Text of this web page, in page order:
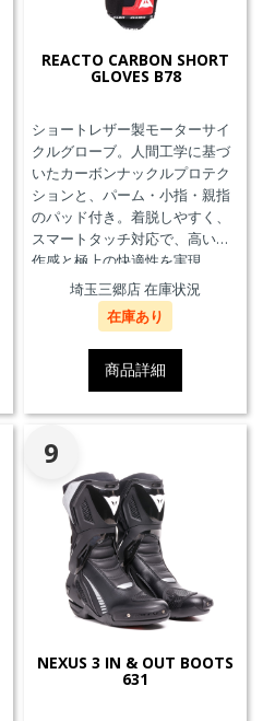
REACTO CARBON SHORT
GLOVES B78
ショートレザー製モーターサイ
クルグローブ。人間工学に基づ
いたカーボンナックルプロテク
ションと、パーム・小指・親指
のパッド付き。着脱しやすく、
スマートタッチ対応で、高い操
作感と極上の快適性を実現。
埼玉三郷店 在庫状況
在庫あり
商品詳細
9
NEXUS 3 IN & OUT BOOTS
631